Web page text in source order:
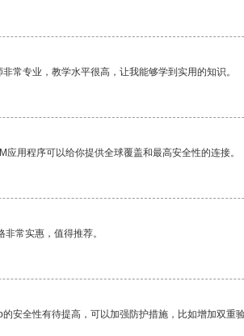
常专业，教学水平很高，让我能够学到实用的知识。
应用程序可以给你提供全球覆盖和最高安全性的连接。
非常实惠，值得推荐。
安全性有待提高，可以加强防护措施，比如增加双重验